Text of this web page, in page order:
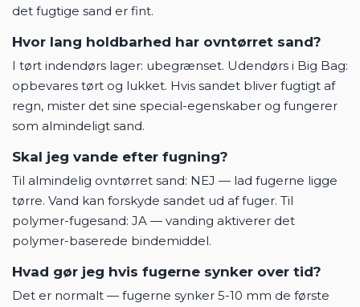
det fugtige sand er fint.
Hvor lang holdbarhed har ovntørret sand?
I tørt indendørs lager: ubegrænset. Udendørs i Big Bag:
opbevares tørt og lukket. Hvis sandet bliver fugtigt af
regn, mister det sine special-egenskaber og fungerer
som almindeligt sand.
Skal jeg vande efter fugning?
Til almindelig ovntørret sand: NEJ — lad fugerne ligge
tørre. Vand kan forskyde sandet ud af fuger. Til
polymer-fugesand: JA — vanding aktiverer det
polymer-baserede bindemiddel.
Hvad gør jeg hvis fugerne synker over tid?
Det er normalt — fugerne synker 5-10 mm de første